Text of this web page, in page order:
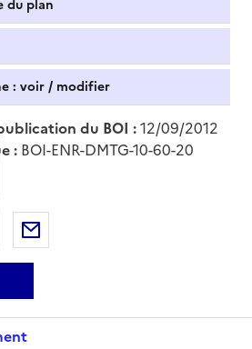
du plan
: voir / modifier
du BOI :12/09/2012
: BOI-ENR-DMTG-10-60-20
au format pdf
sur Twitter
Partager sur LinkedIn